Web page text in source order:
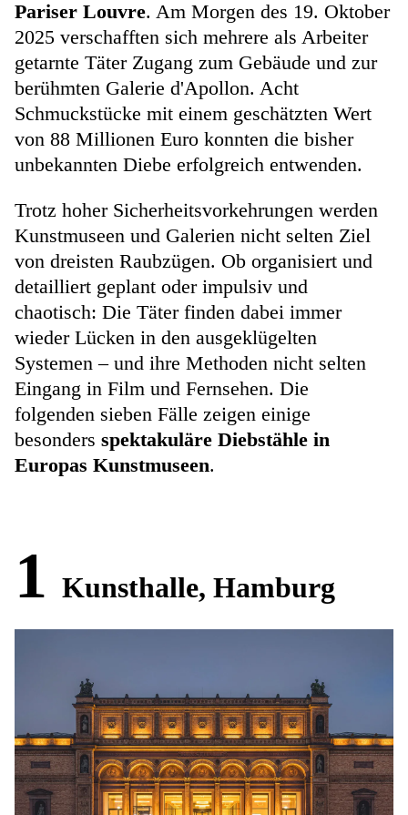
Pariser Louvre. Am Morgen des 19. Oktober
2025 verschafften sich mehrere als Arbeiter
getarnte Täter Zugang zum Gebäude und zur
berühmten Galerie d'Apollon. Acht
Schmuckstücke mit einem geschätzten Wert
von 88 Millionen Euro konnten die bisher
unbekannten Diebe erfolgreich entwenden.
Trotz hoher Sicherheitsvorkehrungen werden
Kunstmuseen und Galerien nicht selten Ziel
von dreisten Raubzügen. Ob organisiert und
detailliert geplant oder impulsiv und
chaotisch: Die Täter finden dabei immer
wieder Lücken in den ausgeklügelten
Systemen – und ihre Methoden nicht selten
Eingang in Film und Fernsehen. Die
folgenden sieben Fälle zeigen einige
besonders spektakuläre Diebstähle in
Europas Kunstmuseen.
1 Kunsthalle, Hamburg